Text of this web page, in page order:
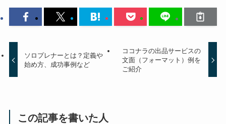
ソロプレナーとは？定義や
始め方、成功事例など
ココナラの出品サービスの
文面（フォーマット）例を
ご紹介
この記事を書いた人